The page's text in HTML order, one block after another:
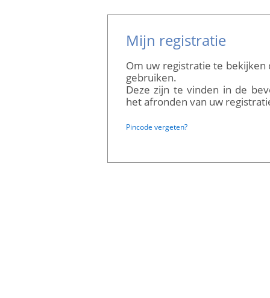
Mijn registratie
Om uw registratie te
gebruiken.
Deze zijn te vinden in de
het afronden van uw
Pincode vergeten?